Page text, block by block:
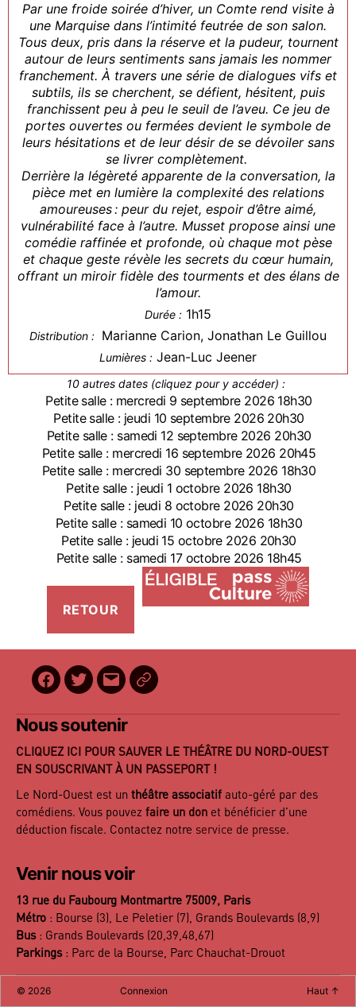
Par une froide soirée d’hiver, un Comte rend visite à
une Marquise dans l’intimité feutrée de son salon.
Tous deux, pris dans la réserve et la pudeur, tournent
autour de leurs sentiments sans jamais les nommer
franchement. À travers une série de dialogues vifs et
subtils, ils se cherchent, se défient, hésitent, puis
franchissent peu à peu le seuil de l’aveu. Ce jeu de
portes ouvertes ou fermées devient le symbole de
leurs hésitations et de leur désir de se dévoiler sans
se livrer complètement.
Derrière la légèreté apparente de la conversation, la
pièce met en lumière la complexité des relations
amoureuses : peur du rejet, espoir d’être aimé,
vulnérabilité face à l’autre. Musset propose ainsi une
comédie raffinée et profonde, où chaque mot pèse
et chaque geste révèle les secrets du cœur humain,
offrant un miroir fidèle des tourments et des élans de
l’amour.
Durée : 1h15
Distribution : Marianne Carion, Jonathan Le Guillou
Lumières : Jean-Luc Jeener
10 autres dates (cliquez pour y accéder) :
Petite salle : mercredi 9 septembre 2026 18h30
Petite salle : jeudi 10 septembre 2026 20h30
Petite salle : samedi 12 septembre 2026 20h30
Petite salle : mercredi 16 septembre 2026 20h45
Petite salle : mercredi 30 septembre 2026 18h30
Petite salle : jeudi 1 octobre 2026 18h30
Petite salle : jeudi 8 octobre 2026 20h30
Petite salle : samedi 10 octobre 2026 18h30
Petite salle : jeudi 15 octobre 2026 20h30
Petite salle : samedi 17 octobre 2026 18h45
Facebook
Twitter
E-
mail
BilletReduc
Nous soutenir
CLIQUEZ ICI POUR SAUVER LE THÉÂTRE DU NORD-OUEST
EN SOUSCRIVANT À UN PASSEPORT !
Le Nord-Ouest est un théâtre associatif auto-géré par des
comédiens. Vous pouvez faire un don et bénéficier d’une
déduction fiscale. Contactez notre service de presse.
Venir nous voir
13 rue du Faubourg Montmartre 75009, Paris
Métro : Bourse (3), Le Peletier (7), Grands Boulevards (8,9)
Bus: Grands Boulevards (20,39,48,67)
Parkings: Parc de la Bourse, Parc Chauchat-Drouot
© 2026 Connexion Haut ↑